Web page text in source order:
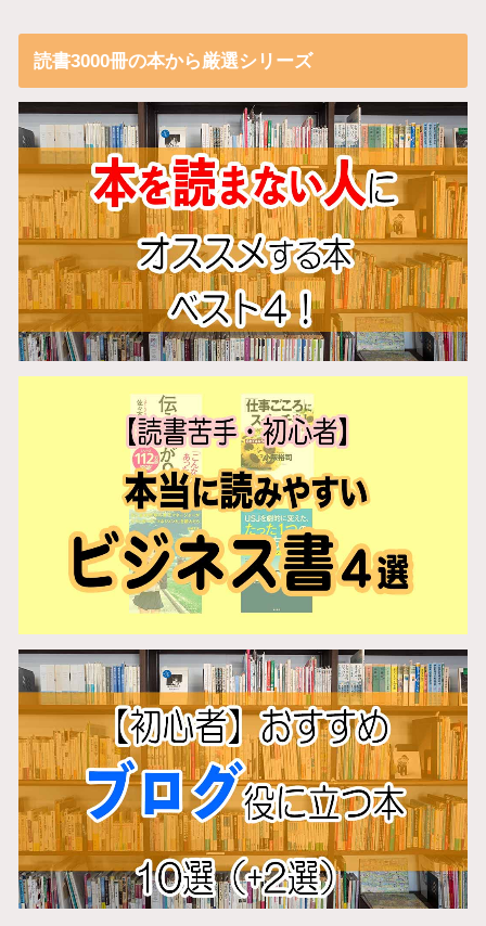
読書3000冊の本から厳選シリーズ